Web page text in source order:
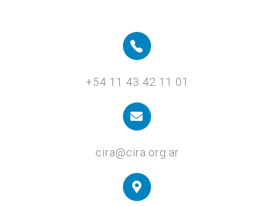
+54 11 43 42 11 01
cira@cira.org.ar